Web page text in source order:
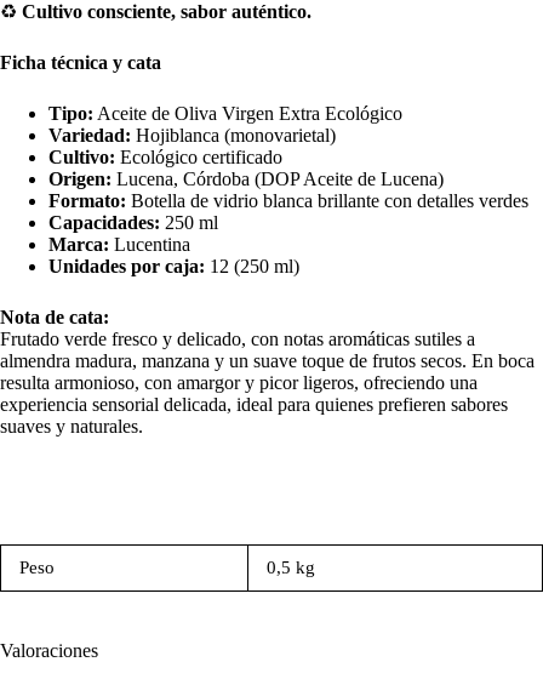
♻️ Cultivo consciente, sabor auténtico.
Ficha técnica y cata
Tipo: Aceite de Oliva Virgen Extra Ecológico
Variedad: Hojiblanca (monovarietal)
Cultivo: Ecológico certificado
Origen: Lucena, Córdoba (DOP Aceite de Lucena)
Formato: Botella de vidrio blanca brillante con detalles verdes
Capacidades: 250 ml
Marca: Lucentina
Unidades por caja: 12 (250 ml)
Nota de cata:
Frutado verde fresco y delicado, con notas aromáticas sutiles a
almendra madura, manzana y un suave toque de frutos secos. En boca
resulta armonioso, con amargor y picor ligeros, ofreciendo una
experiencia sensorial delicada, ideal para quienes prefieren sabores
suaves y naturales.
Peso 0,5 kg
Valoraciones